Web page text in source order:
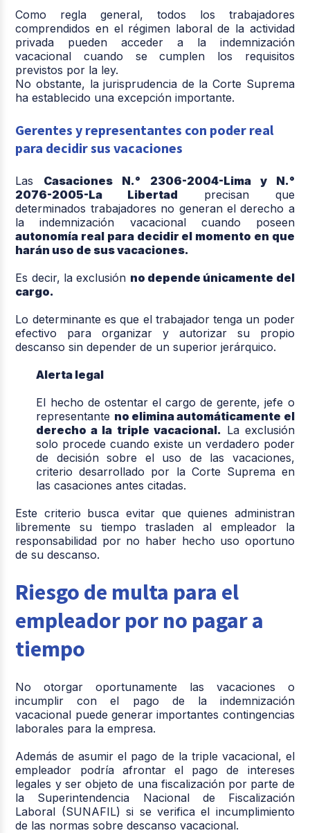
Como regla general, todos los trabajadores
comprendidos en el régimen laboral de la actividad
privada pueden acceder a la indemnización
vacacional cuando se cumplen los requisitos
previstos por la ley.
No obstante, la jurisprudencia de la Corte Suprema
ha establecido una excepción importante.
Gerentes y representantes con poder real
para decidir sus vacaciones
Las Casaciones N.° 2306-2004-Lima y N.°
2076-2005-La Libertad precisan que
determinados trabajadores no generan el derecho a
la indemnización vacacional cuando poseen
autonomía real para decidir el momento en que
harán uso de sus vacaciones.
Es decir, la exclusión no depende únicamente del
cargo.
Lo determinante es que el trabajador tenga un poder
efectivo para organizar y autorizar su propio
descanso sin depender de un superior jerárquico.
Alerta legal
El hecho de ostentar el cargo de gerente, jefe o
representante no elimina automáticamente el
derecho a la triple vacacional. La exclusión
solo procede cuando existe un verdadero poder
de decisión sobre el uso de las vacaciones,
criterio desarrollado por la Corte Suprema en
las casaciones antes citadas.
Este criterio busca evitar que quienes administran
libremente su tiempo trasladen al empleador la
responsabilidad por no haber hecho uso oportuno
de su descanso.
Riesgo de multa para el
empleador por no pagar a
tiempo
No otorgar oportunamente las vacaciones o
incumplir con el pago de la indemnización
vacacional puede generar importantes contingencias
laborales para la empresa.
Además de asumir el pago de la triple vacacional, el
empleador podría afrontar el pago de intereses
legales y ser objeto de una fiscalización por parte de
la Superintendencia Nacional de Fiscalización
Laboral (SUNAFIL) si se verifica el incumplimiento
de las normas sobre descanso vacacional.